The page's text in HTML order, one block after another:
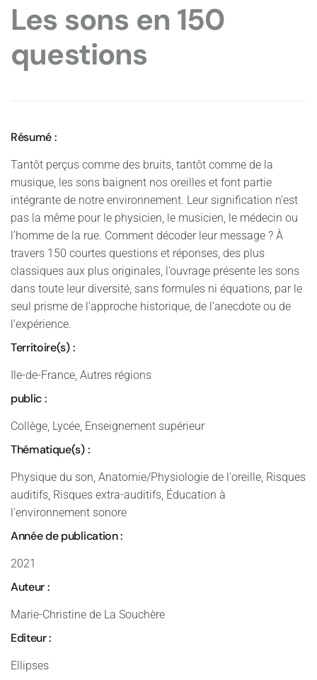
Les sons en 150
questions
Résumé :
Tantôt perçus comme des bruits, tantôt comme de la
musique, les sons baignent nos oreilles et font partie
intégrante de notre environnement. Leur signification n’est
pas la même pour le physicien, le musicien, le médecin ou
l’homme de la rue. Comment décoder leur message ? À
travers 150 courtes questions et réponses, des plus
classiques aux plus originales, l’ouvrage présente les sons
dans toute leur diversité, sans formules ni équations, par le
seul prisme de l’approche historique, de l’anecdote ou de
l’expérience.
Territoire(s) :
Ile-de-France, Autres régions
public :
Collège, Lycée, Enseignement supérieur
Thématique(s) :
Physique du son, Anatomie/Physiologie de l'oreille, Risques
auditifs, Risques extra-auditifs, Éducation à
l'environnement sonore
Année de publication :
2021
Auteur :
Marie-Christine de La Souchère
Editeur :
Ellipses